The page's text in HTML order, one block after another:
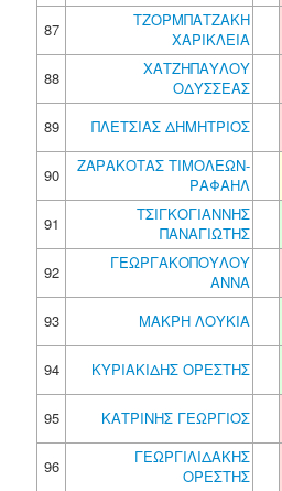
87
ΤΖΟΡΜΠΑΤΖΑΚΗ
ΧΑΡΙΚΛΕΙΑ
88
ΧΑΤΖΗΠΑΥΛΟΥ
ΟΔΥΣΣΕΑΣ
89
ΠΛΕΤΣΙΑΣ ΔΗΜΗΤΡΙΟΣ
90
ΖΑΡΑΚΟΤΑΣ ΤΙΜΟΛΕΩΝ-
ΡΑΦΑΗΛ
91
ΤΣΙΓΚΟΓΙΑΝΝΗΣ
ΠΑΝΑΓΙΩΤΗΣ
92
ΓΕΩΡΓΑΚΟΠΟΥΛΟΥ
ΑΝΝΑ
93
ΜΑΚΡΗ ΛΟΥΚΙΑ
94
ΚΥΡΙΑΚΙΔΗΣ ΟΡΕΣΤΗΣ
95
ΚΑΤΡΙΝΗΣ ΓΕΩΡΓΙΟΣ
96
ΓΕΩΡΓΙΛΙΔΑΚΗΣ
ΟΡΕΣΤΗΣ